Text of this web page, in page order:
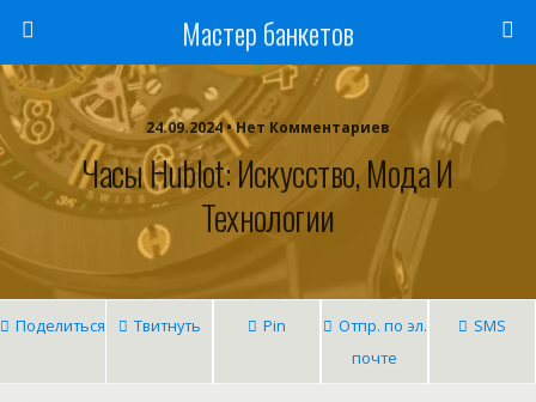
Мастер банкетов
24.09.2024 • Нет Комментариев
Часы Hublot: Искусство, Мода И
Технологии
Поделиться Твитнуть Pin
Отпр. по эл.
почте
SMS